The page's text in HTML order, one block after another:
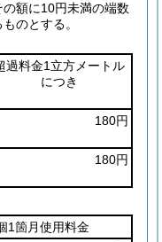
額に10円未満の端数
のとする。
過料金1立方メートル
につき
180円
180円
1箇月使用料金